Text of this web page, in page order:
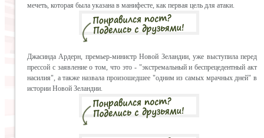
мечеть, которая была указана в манифесте, как первая цель для атаки.
Джасинда Ардерн, премьер-министр Новой Зеландии, уже выступила перед
прессой с заявление о том, что это - "экстремальный и беспрецедентный акт
насилия", а также назвала произошедшее "одним из самых мрачных дней" в
истории Новой Зеландии.